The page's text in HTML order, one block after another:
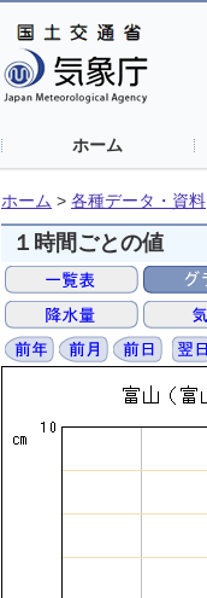
ホーム
ホーム > 各種データ・資料
１時間ごとの値